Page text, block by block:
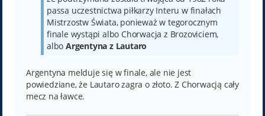
passa uczestnictwa piłkarzy Interu w finałach
Mistrzostw Świata, ponieważ w tegorocznym
finale wystąpi albo Chorwacja z Brozoviciem,
albo Argentyna z Lautaro
Argentyna melduje się w finale, ale nie jest
powiedziane, że Lautaro zagra o złoto. Z Chorwacją cały
mecz na ławce.